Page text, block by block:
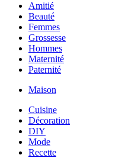
Amitié
Beauté
Femmes
Grossesse
Hommes
Maternité
Paternité
Maison
Cuisine
Décoration
DIY
Mode
Recette